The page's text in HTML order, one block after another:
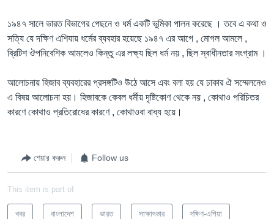
১৯৪৭ সালে ভারত বিভাগের পেছনে ও ধর্ম একটি ভুমিকা পালন করেছে । তবে এ কথা ও
সত্যি যে দক্ষিণ এশিযায় ধর্মের ব্যবহার হয়েছে ১৯৪৭ এর আগে , মোগল আমলে ,
ব্রিটিশ ঔপনিবেশিক আমলেও কিন্তু এর লক্ষ্য ছিল ধর্ম নয় , ছিল স্বাধীনতার সংগ্রাম ।
আলোচনায় হিজাব ব্যবহারের প্রসঙ্গটিও উঠে আসে এবং বলা হয় যে ঢাকার ঐ সম্মেলনেও
এ বিষয় আলোচনা হয়। হিজাবকে কেবল ধর্মীয় দৃষ্টিকোণ থেকে নয় , কোথাও পরিচিতর
কারণে কোথাও প্রতিরোধের কারণে , কোথাওবা বাধ্য হয়ে।
শেয়ার করুন Follow us
This item is part of
খবর বাংলাদেশ ভারত সাক্ষাৎকার দক্ষিণ-এশিয়া